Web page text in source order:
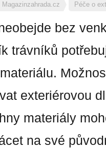
Magazinzahrada.cz Péče o
bez
trávníků
exteriérovou
materiály
na své